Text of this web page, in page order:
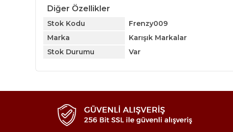
Diğer Özellikler
Stok Kodu
Frenzy009
Marka
Karışık Markalar
Stok Durumu
Var